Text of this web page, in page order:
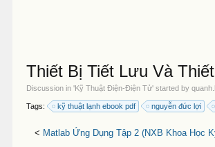
Thiết Bị Tiết Lưu Và
Discussion in 'Kỹ Thuật Điện-Điện Tử' started by
Tags: kỹ thuật lạnh ebook pdf nguyễn đức lợi
< Matlab Ứng Dụng Tập 2 (NXB Khoa Học